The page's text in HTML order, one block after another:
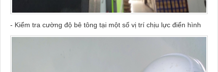
- Kiểm tra cường độ bê tông tại một số vị trí chịu lực điển hình